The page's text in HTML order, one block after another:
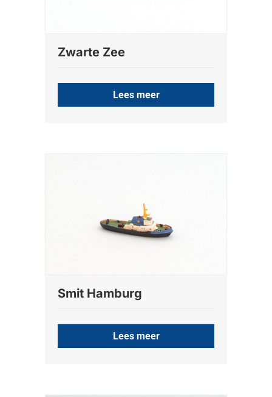
Zwarte Zee
Lees meer
Smit Hamburg
Lees meer